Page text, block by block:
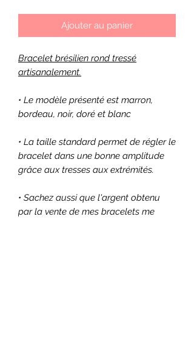
Ajouter au panier
Bracelet brésilien rond tressé
artisanalement.
• Le modèle présenté est marron,
bordeau, noir, doré et blanc
• La taille standard permet de régler le
bracelet dans une bonne amplitude
grâce aux tresses aux extrémités.
• Sachez aussi que l'argent obtenu
par la vente de mes bracelets me